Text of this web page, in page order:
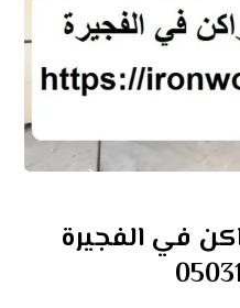
في الفجيرة